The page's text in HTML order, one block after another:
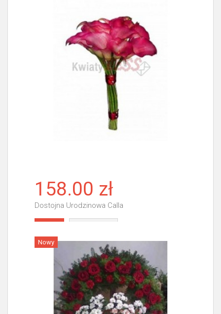
158.00 zł
Dostojna Urodzinowa Calla
Nowy